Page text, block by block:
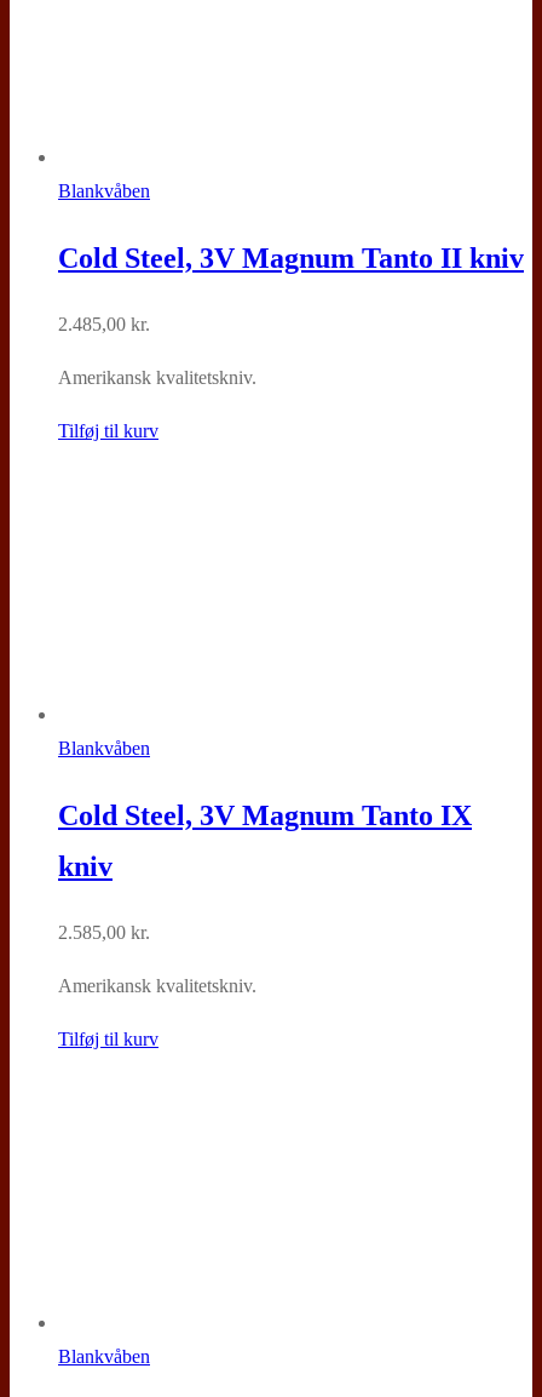
Blankvåben
Cold Steel, 3V Magnum Tanto II kniv
2.485,00 kr.
Amerikansk kvalitetskniv.
Tilføj til kurv
Blankvåben
Cold Steel, 3V Magnum Tanto IX
kniv
2.585,00 kr.
Amerikansk kvalitetskniv.
Tilføj til kurv
Blankvåben